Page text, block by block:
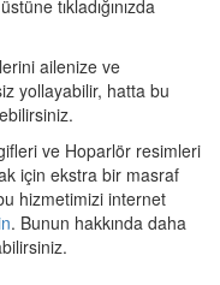
tıkladığınızda
ailenize ve
yollayabilir, hatta bu
ve Hoparlör resimleri
için ekstra bir masraf
hizmetimizi internet
. Bunun hakkında daha